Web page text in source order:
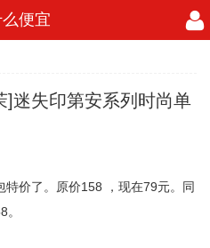
便宜
]迷失印第安系列时尚单
价了。原价158 ，现在79元。同